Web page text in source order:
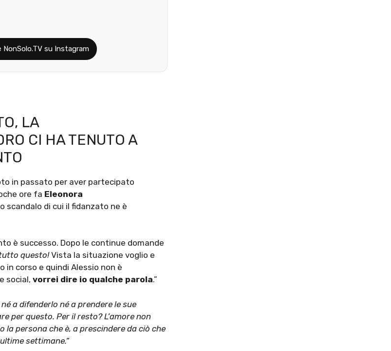
NonSolo.TV su Instagram
LA
CI HA TENUTO A
in passato per aver partecipato
ore fa Eleonora
scandalo di cui il fidanzato ne è
è successo. Dopo le continue domande
questo!Vista la situazione voglio e
in corso e quindi Alessio non è
social, vorrei dire io qualche parola.”
a difenderlo né a prendere le sue
per questo. Per il resto? L’amore non
la persona che è, a prescindere da ciò che
settimane.”